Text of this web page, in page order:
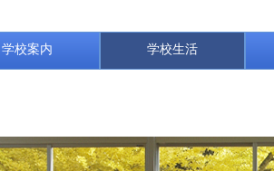
学校案内 学校生活